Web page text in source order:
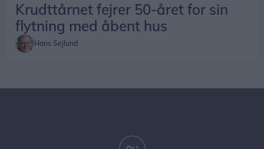
Krudttårnet fejrer 50-året for sin
flytning med åbent hus
Hans Sejlund